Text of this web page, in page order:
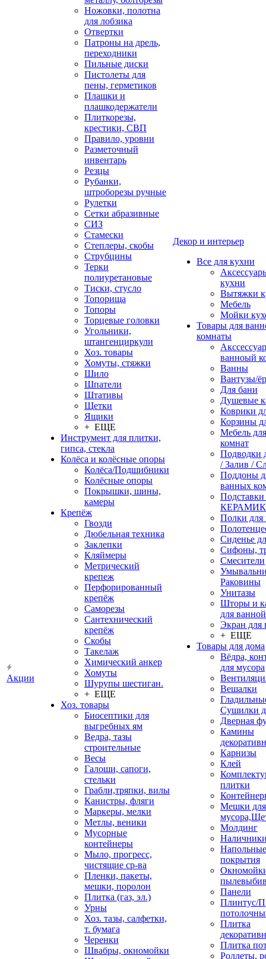
Акции
Ножовки, полотна
для лобзика
Отвертки
Патроны на дрель,
переходники
Пильные диски
Пистолеты для
пены, герметиков
Плашки и
плашкодержатели
Плиткорезы,
крестики, СВП
Правило, уровни
Разметочный
инвентарь
Резцы
Рубанки,
штроборезы ручные
Рулетки
Сетки абразивные
СИЗ
Стамески
Степлеры, скобы
Струбцины
Терки
полиуретановые
Тиски, стусло
Топорища
Топоры
Торцевые головки
Угольники,
штангенциркули
Хоз. товары
Хомуты, стяжки
Шило
Шпатели
Штативы
Щетки
Ящики
+ ЕЩЕ
Инструмент для плитки,
гипса, стекла
Колёса и колёсные опоры
Колёса/Подшибники
Колёсные опоры
Покрышки, шины,
камеры
Крепёж
Гвозди
Дюбельная техника
Заклепки
Кляймеры
Метрический
крепеж
Перфорированный
крепёж
Саморезы
Сантехнический
крепёж
Скобы
Такелаж
Химический анкер
Хомуты
Шурупы шестиган.
+ ЕЩЕ
Хоз. товары
Биосептики для
выгребных ям
Ведра, тазы
строительные
Весы
Галоши, сапоги,
стельки
Грабли,тряпки, вилы
Канистры, фляги
Маркеры, мелки
Метлы, веники
Мусорные
контейнеры
Мыло, прогресс,
чистящие ср-ва
Пленки, пакеты,
мешки, поролон
Плитка (газ, эл.)
Урны
Хоз. тазы, салфетки,
т. бумага
Черенки
Швабры, окномойки
Декор и интерьер
Все для кухни
кухни
Вытяжки
Мебель
Мойки
Товары для
комнаты
ванноый
Ванны
Вантузы/
Для бани
Душевые
Коврики
Корзины
Мебель
комнат
Подводки
/ Залив /
Поддоны
ванных
Полки для
Сиденье
Сифоны,
Смесители
Раковины
Унитазы
Шторы и
для ванной
Экран для
+ ЕЩЕ
Товары для дома
Вёдра,
для мусора
Вешалки
Сушилки
Дверная
Камины
Карнизы
Клей
плитки
Мешки для
Молдинг
Напольные
покрытия
Панели
Плинтус/
Плитка
Плитка
Роллеты,